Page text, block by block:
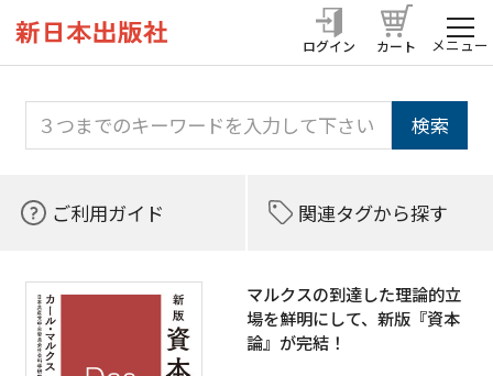
ログイン カート メニュー
ご利用ガイド 関連タグから探す
マルクスの到達した理論的立
場を鮮明にして、新版『資本
論』が完結！